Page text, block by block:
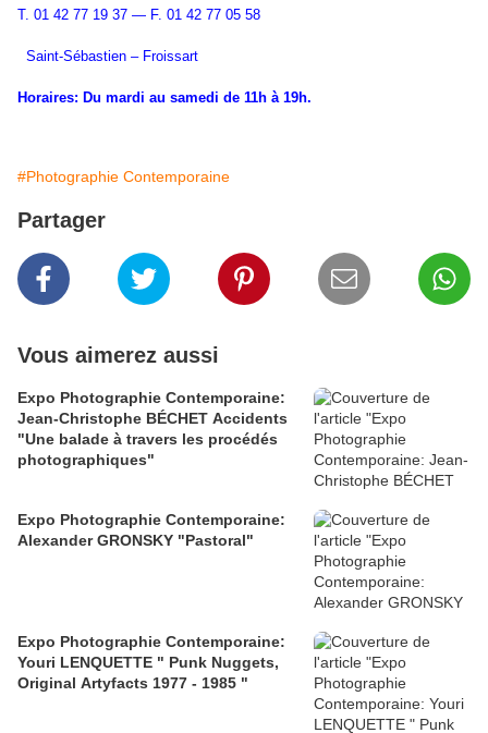
T. 01 42 77 19 37 — F. 01 42 77 05 58
Saint-Sébastien – Froissart
Horaires: Du mardi au samedi de 11h à 19h.
#Photographie Contemporaine
Partager
Vous aimerez aussi
Expo Photographie Contemporaine:
Jean-Christophe BÉCHET Accidents
"Une balade à travers les procédés
photographiques"
Expo Photographie Contemporaine:
Alexander GRONSKY "Pastoral"
Expo Photographie Contemporaine:
Youri LENQUETTE " Punk Nuggets,
Original Artyfacts 1977 - 1985 "